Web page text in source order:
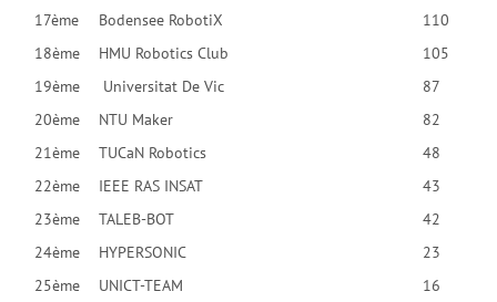
17ème
Bodensee RobotiX
110
18ème
HMU Robotics Club
105
19ème
Universitat De Vic
87
20ème
NTU Maker
82
21ème
TUCaN Robotics
48
22ème
IEEE RAS INSAT
43
23ème
TALEB-BOT
42
24ème
HYPERSONIC
23
25ème
UNICT-TEAM
16